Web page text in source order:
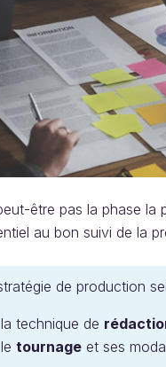
être pas la phase la
au bon suivi de la
de production
la technique de
le tournage et ses